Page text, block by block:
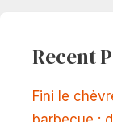
Recent
Fini le